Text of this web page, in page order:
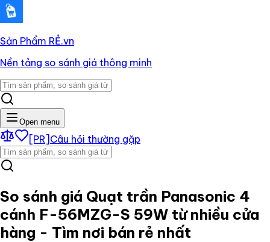
Sản Phẩm RẺ.vn
Nền tảng so sánh giá thông minh
Open menu
[PR] Câu hỏi thường gặp
So sánh giá Quạt trần Panasonic 4
cánh F-56MZG-S 59W từ nhiều cửa
hàng - Tìm nơi bán rẻ nhất